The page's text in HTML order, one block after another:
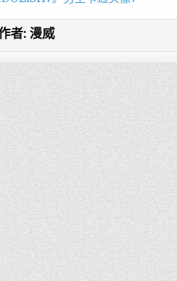
者: 漫威